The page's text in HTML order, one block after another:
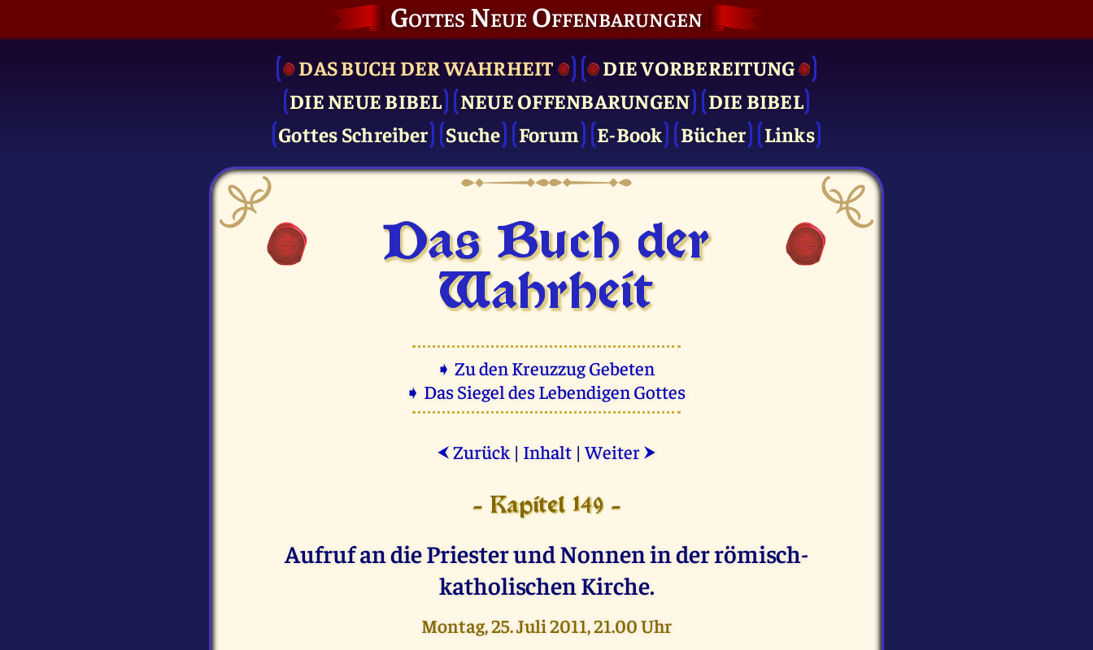
Gottes Neue Offenbarungen
DAS BUCH DER WAHRHEIT
DIE VOR­BEREITUNG
DIE NEUE BIBEL
NEUE OFFENBARUNGEN
DIE BIBEL
Gottes Schreiber
Suche Forum E-Book Bücher Links
Das Buch der
Wahrheit
➧ Zu den Kreuzzug Gebeten
➧ Das Siegel des Lebendigen Gottes
⮜ Zurück | Inhalt |Weiter ⮞
- Kapitel 149 -
Aufruf an die Priester und Nonnen in der römisch-
katholischen Kirche.
Montag, 25. Juli 2011, 21.00 Uhr